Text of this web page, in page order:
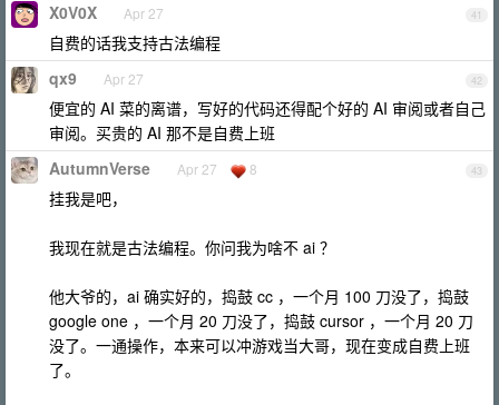
41
X0V0X Apr 27
自费的话我支持古法编程
42
qx9 Apr 27
便宜的 AI 菜的离谱，写好的代码还得配个好的 AI 审阅或者自己
审阅。买贵的 AI 那不是自费上班
43
AutumnVerse Apr 27 8
挂我是吧，
我现在就是古法编程。你问我为啥不 ai ？
他大爷的，ai 确实好的，捣鼓 cc ，一个月 100 刀没了，捣鼓
google one ，一个月 20 刀没了，捣鼓 cursor ，一个月 20 刀
没了。一通操作，本来可以冲游戏当大哥，现在变成自费上班
了。